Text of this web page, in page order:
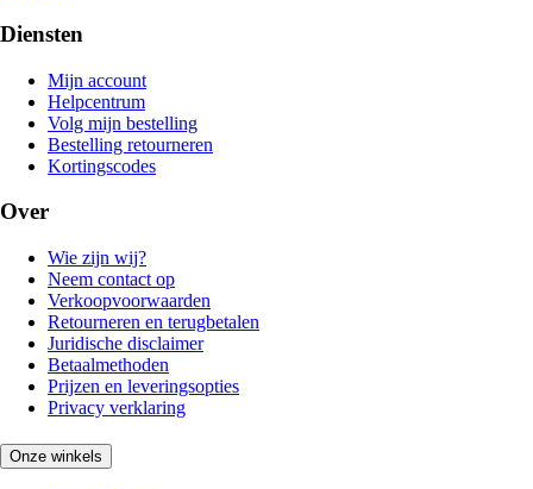
Diensten
Mijn account
Helpcentrum
Volg mijn bestelling
Bestelling retourneren
Kortingscodes
Over
Wie zijn wij?
Neem contact op
Verkoopvoorwaarden
Retourneren en terugbetalen
Juridische disclaimer
Betaalmethoden
Prijzen en leveringsopties
Privacy verklaring
Onze winkels